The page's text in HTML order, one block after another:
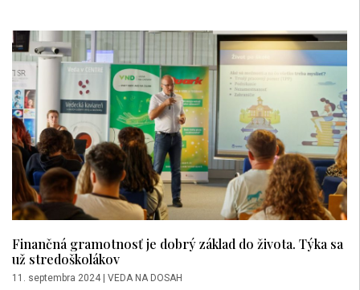
Finančná gramotnosť je dobrý základ do života. Týka sa
už stredoškolákov
11. septembra 2024 VEDA NA DOSAH